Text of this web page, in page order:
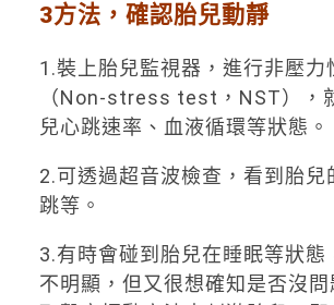
3方法，確認胎兒動靜
1.裝上胎兒監視器，進行非壓力
（Non-stress test，NST），
兒心跳速率、血液循環等狀態。
2.可透過超音波檢查，看到胎兒
跳等。
3.有時會碰到胎兒在睡眠等狀態
不明顯，但又很想確知是否沒